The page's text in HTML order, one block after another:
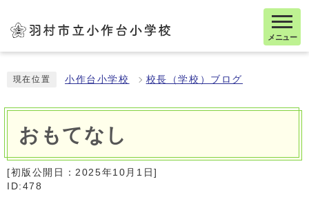
メニュー
現在位置 小作台小学校 校長（学校）ブログ
おもてなし
[初版公開日：2025年10月1日]
ID:478